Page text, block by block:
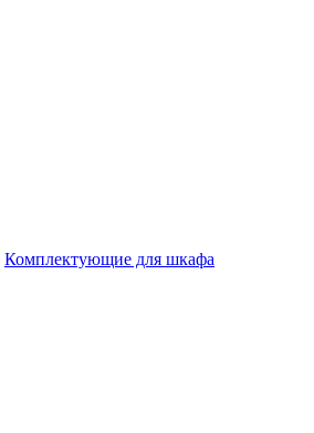
Комплектующие для шкафа